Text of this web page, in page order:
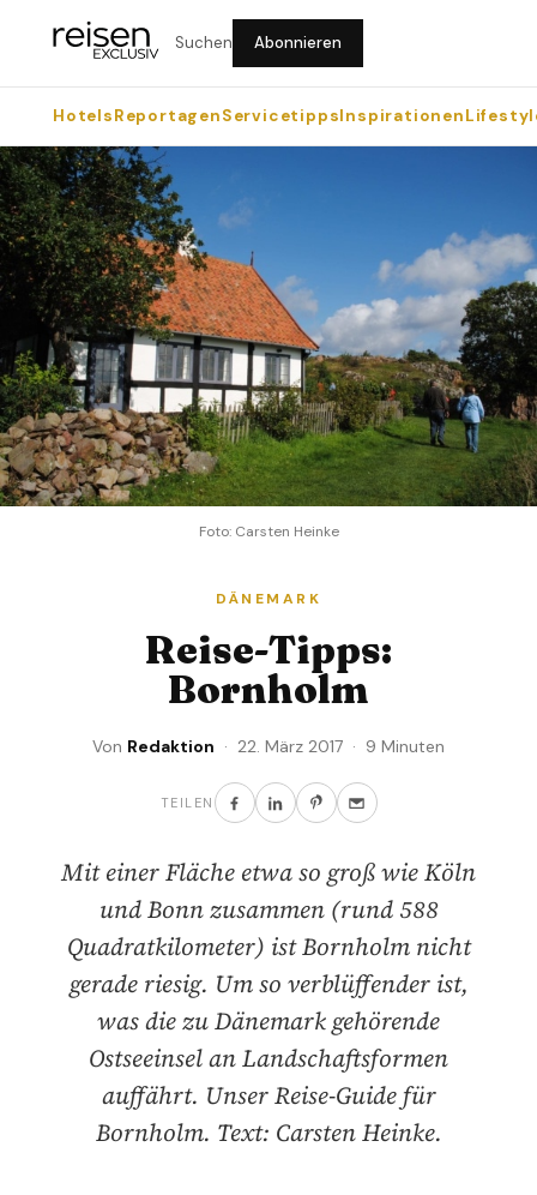
Suchen Abonnieren
HotelsReportagenServicetippsInspirationen
Foto: Carsten Heinke
DÄNEMARK
Reise-Tipps:
Bornholm
Von Redaktion · 22. März 2017 · 9 Minuten
TEILEN
Mit einer Fläche etwa so groß wie Köln
und Bonn zusammen (rund 588
Quadratkilometer) ist Bornholm nicht
gerade riesig. Um so verblüffender ist,
was die zu Dänemark gehörende
Ostseeinsel an Landschaftsformen
auffährt. Unser Reise-Guide für
Bornholm. Text: Carsten Heinke.